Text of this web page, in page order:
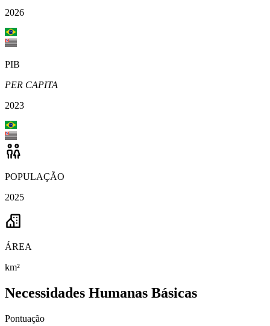
2026
PIB
PER CAPITA
2023
POPULAÇÃO
2025
ÁREA
km²
Necessidades Humanas Básicas
Pontuação